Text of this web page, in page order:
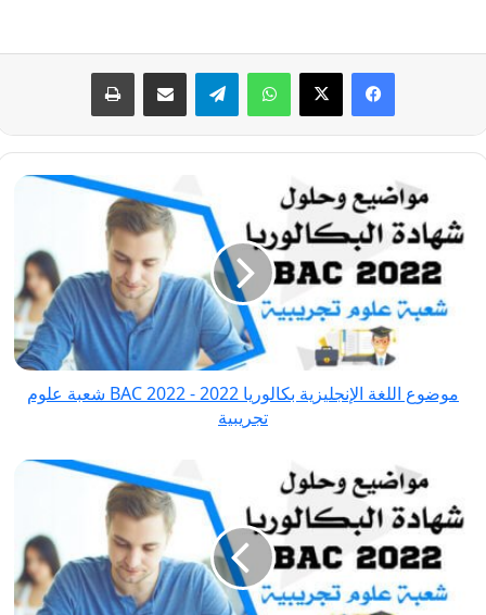
فيسبوك
‫X واتسابتيلقراممشاركة عبر البريد طباعة
موضوع
الإنجليزية
بكالوريا
2022
2022 شعبة
علوم
موضوع اللغة الإنجليزية بكالوريا 2022 - BAC 2022 شعبة علوم
تجريبية
موضوع
والجغرافيا
(الإجتماعيات)
بكالوريا
2022